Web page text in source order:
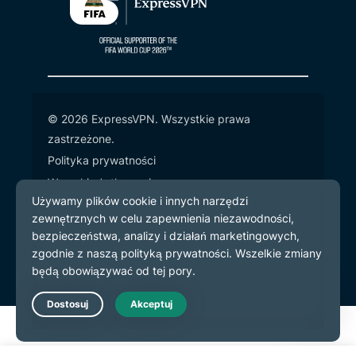
© 2026 ExpressVPN. Wszystkie prawa
zastrzeżone.
Polityka prywatności
Warunki użytkowania
preferencje plików cookie